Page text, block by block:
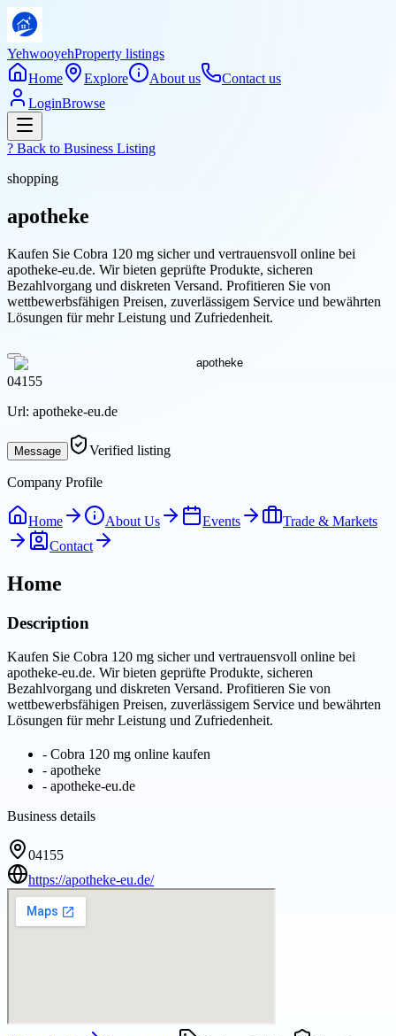
YehwooyehProperty listings
Home
Explore About us
Contact us
LoginBrowse
? Back to Business Listing
shopping
apotheke
Kaufen Sie Cobra 120 mg sicher und vertrauensvoll online bei
apotheke-eu.de. Wir bieten geprüfte Produkte, sicheren
Bezahlvorgang und diskreten Versand. Profitieren Sie von
wettbewerbsfähigen Preisen, zuverlässigem Service und bewährten
Lösungen für mehr Leistung und Zufriedenheit.
04155
Url: apotheke-eu.de
Message Verified listing
Company Profile
Home About Us Events
Trade & Markets
Contact
Home
Description
Kaufen Sie Cobra 120 mg sicher und vertrauensvoll online bei
apotheke-eu.de. Wir bieten geprüfte Produkte, sicheren
Bezahlvorgang und diskreten Versand. Profitieren Sie von
wettbewerbsfähigen Preisen, zuverlässigem Service und bewährten
Lösungen für mehr Leistung und Zufriedenheit.
- Cobra 120 mg online kaufen
- apotheke
- apotheke-eu.de
Business details
04155
https://apotheke-eu.de/